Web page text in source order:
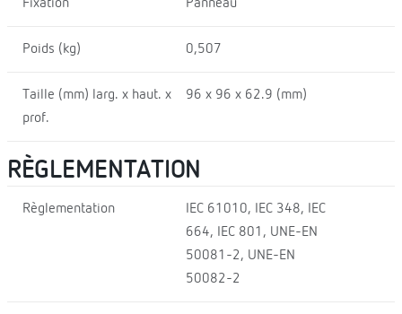
Fixation Panneau
Poids (kg) 0,507
Taille (mm) larg. x haut. x
prof.
96 x 96 x 62.9 (mm)
RÈGLEMENTATION
Règlementation
IEC 61010, IEC 348, IEC
664, IEC 801, UNE-EN
50081-2, UNE-EN
50082-2